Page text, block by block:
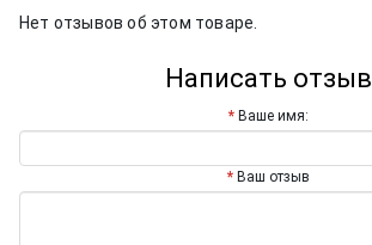
Нет отзывов об этом товаре.
Написать отзыв
Ваше имя:
Ваш отзыв